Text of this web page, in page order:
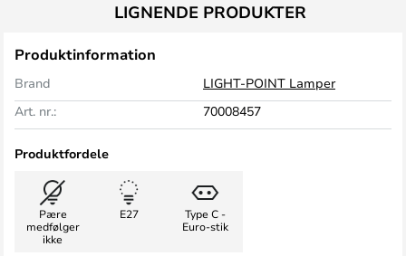
LIGNENDE PRODUKTER
Produktinformation
Brand
LIGHT-POINT Lamper
Art. nr.:
70008457
Produktfordele
Pære
medfølger
ikke
E27
Type C -
Euro-stik